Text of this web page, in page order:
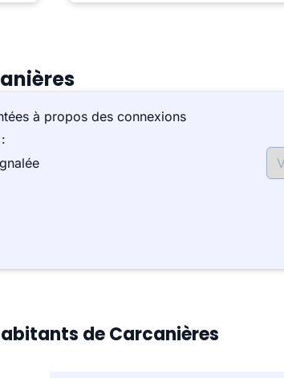
à propos des connexions
de Carcanières